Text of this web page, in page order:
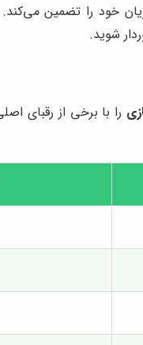
خود را تضمین می‌کند.
شوید.
را با برخی از رقبای